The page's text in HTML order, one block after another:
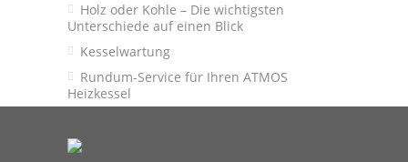
Holz oder Kohle – Die wichtigsten
Unterschiede auf einen Blick
Kesselwartung
Rundum-Service für Ihren ATMOS
Heizkessel